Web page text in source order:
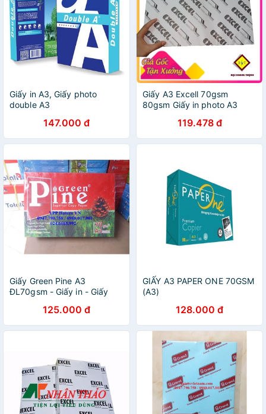
Giấy in A3, Giấy photo
double A3
147.000 đ
Giấy A3 Excell 70gsm
80gsm Giấy in photo A3
119.478 đ
Giấy Green Pine A3
ĐL70gsm - Giấy in - Giấy
125.000 đ
GIẤY A3 PAPER ONE 70GSM
(A3)
128.000 đ